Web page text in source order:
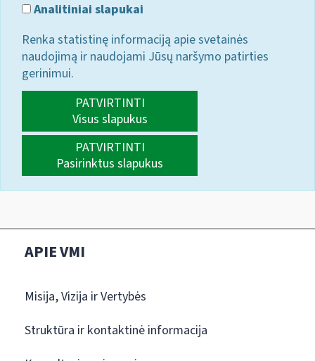
Analitiniai slapukai
Renka statistinę informaciją apie svetainės
naudojimą ir naudojami Jūsų naršymo patirties
gerinimui.
PATVIRTINTI
Visus slapukus
PATVIRTINTI
Pasirinktus slapukus
APIE VMI
Misija, Vizija ir Vertybės
Struktūra ir kontaktinė informacija